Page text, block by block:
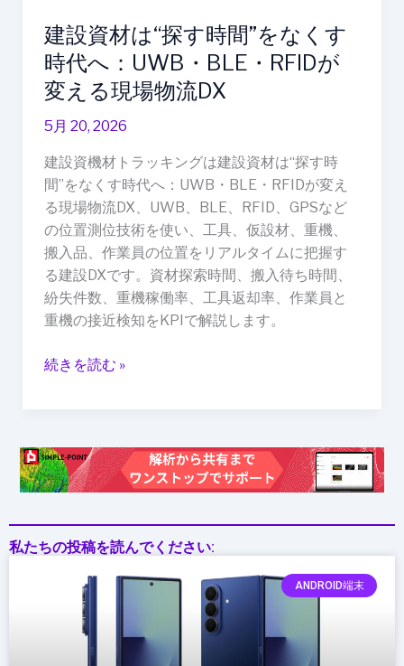
建設資材は“探す時間”をなくす
時代へ：UWB・BLE・RFIDが
変える現場物流DX
5月 20, 2026
建設資機材トラッキングは建設資材は“探す時
間”をなくす時代へ：UWB・BLE・RFIDが変え
る現場物流DX、UWB、BLE、RFID、GPSなど
の位置測位技術を使い、工具、仮設材、重機、
搬入品、作業員の位置をリアルタイムに把握す
る建設DXです。資材探索時間、搬入待ち時間、
紛失件数、重機稼働率、工具返却率、作業員と
重機の接近検知をKPIで解説します。
間”を
な
く
す
時
へ：
UWB・
BLE・
RFID
が
変
え
る
場
続きを読む »
私たちの投稿を読んでください:
ANDROID端末